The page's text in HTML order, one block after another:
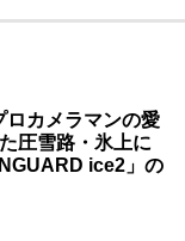
カメラマンの愛
圧雪路・氷上に
ice2」の